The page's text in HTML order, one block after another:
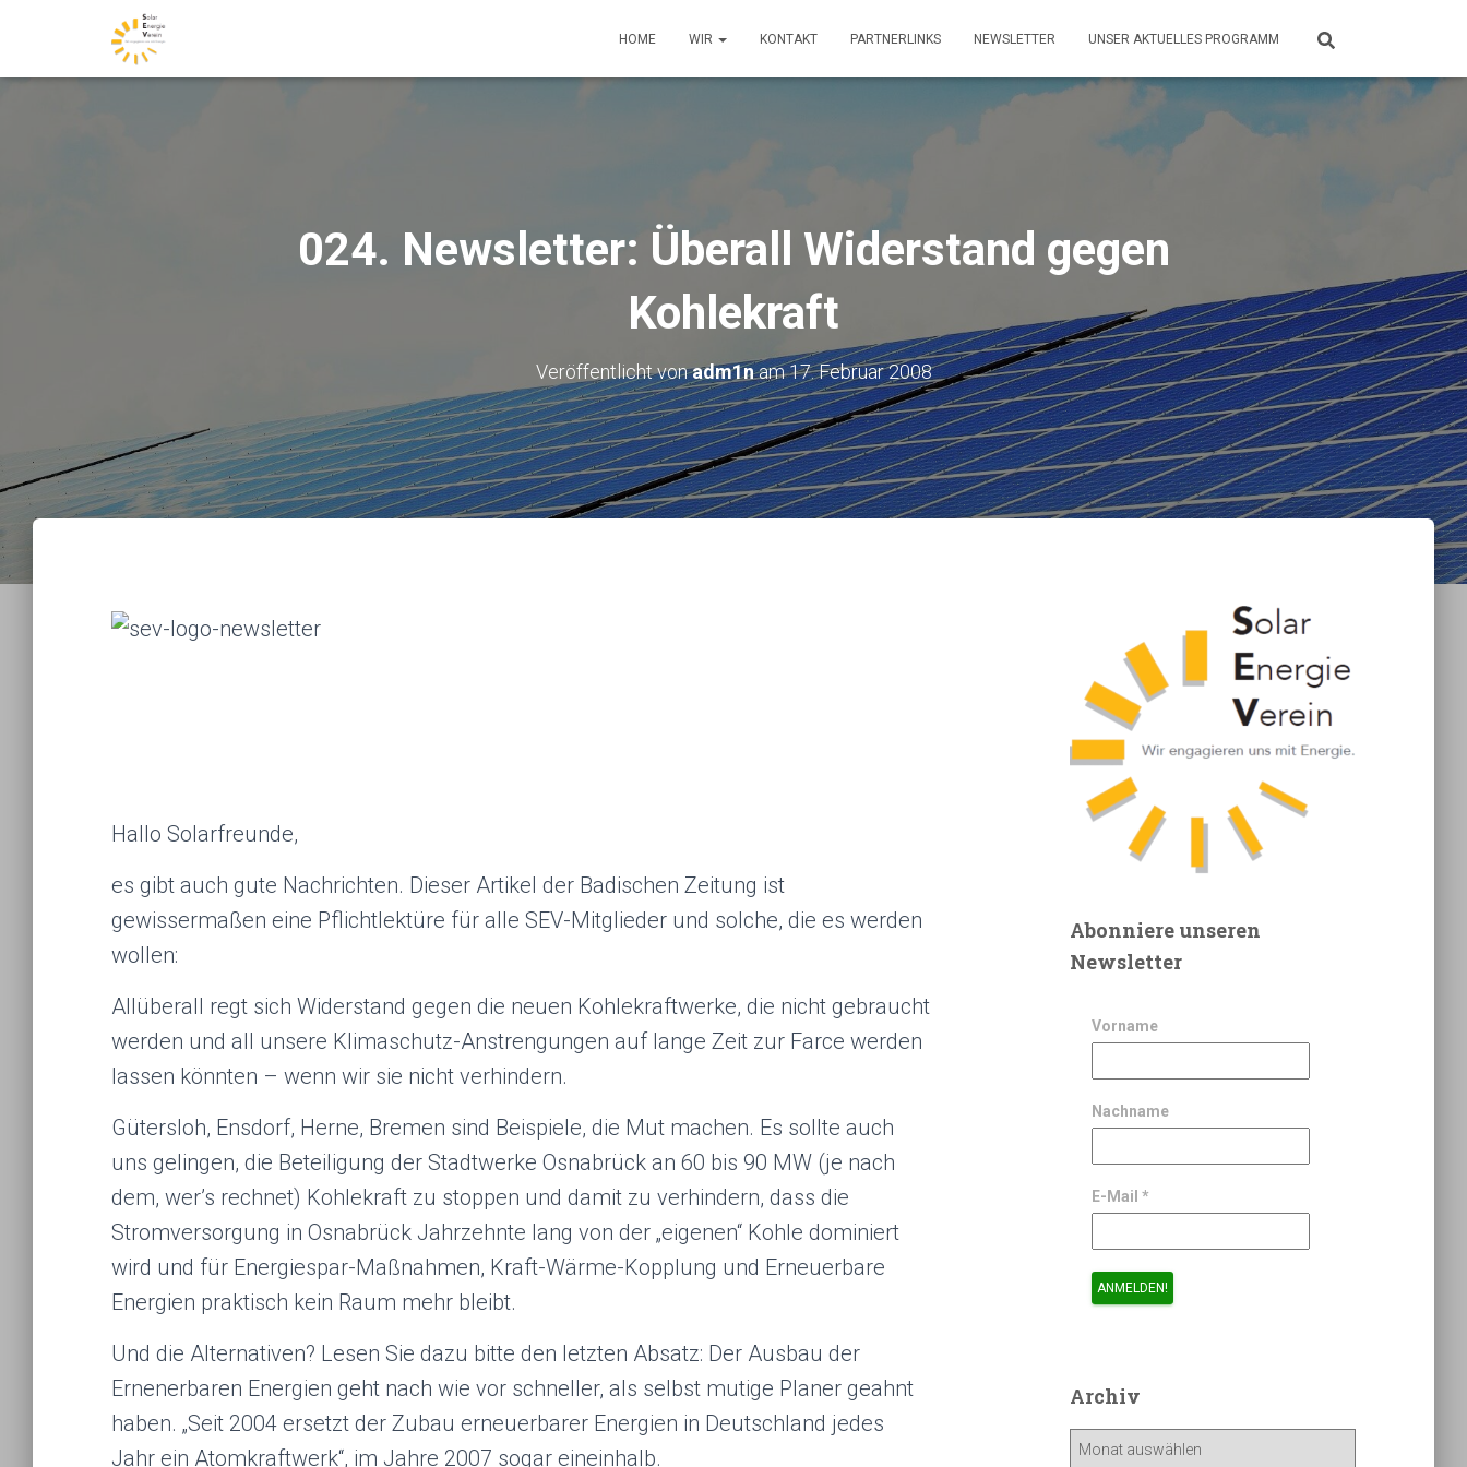
HOME WIR KONTAKT PARTNERLINKS NEWSLETTER UNSER AKTUELLES PROGRAMM
024. Newsletter: Überall Widerstand gegen
Kohlekraft
Veröffentlicht vonadm1nam17. Februar 2008
Hallo Solarfreunde,
es gibt auch gute Nachrichten. Dieser Artikel der Badischen Zeitung ist
gewissermaßen eine Pflichtlektüre für alle SEV-Mitglieder und solche, die es werden
wollen:
Allüberall regt sich Widerstand gegen die neuen Kohlekraftwerke, die nicht gebraucht
werden und all unsere Klimaschutz-Anstrengungen auf lange Zeit zur Farce werden
lassen könnten – wenn wir sie nicht verhindern.
Gütersloh, Ensdorf, Herne, Bremen sind Beispiele, die Mut machen. Es sollte auch
uns gelingen, die Beteiligung der Stadtwerke Osnabrück an 60 bis 90 MW (je nach
dem, wer’s rechnet) Kohlekraft zu stoppen und damit zu verhindern, dass die
Stromversorgung in Osnabrück Jahrzehnte lang von der „eigenen“ Kohle dominiert
wird und für Energiespar-Maßnahmen, Kraft-Wärme-Kopplung und Erneuerbare
Energien praktisch kein Raum mehr bleibt.
Und die Alternativen? Lesen Sie dazu bitte den letzten Absatz: Der Ausbau der
Ernenerbaren Energien geht nach wie vor schneller, als selbst mutige Planer geahnt
haben. „Seit 2004 ersetzt der Zubau erneuerbarer Energien in Deutschland jedes
Jahr ein Atomkraftwerk“, im Jahre 2007 sogar eineinhalb.
Abonniere unseren
Newsletter
Vorname
Nachname
E-Mail *
Archiv